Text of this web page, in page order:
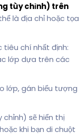
tùy chỉnh) trên
là địa chỉ hoặc tọa
chí nhất định:
lớp dựa trên các
lớp, gán biểu tượng
sẽ hiển thị
khi bạn di chuột